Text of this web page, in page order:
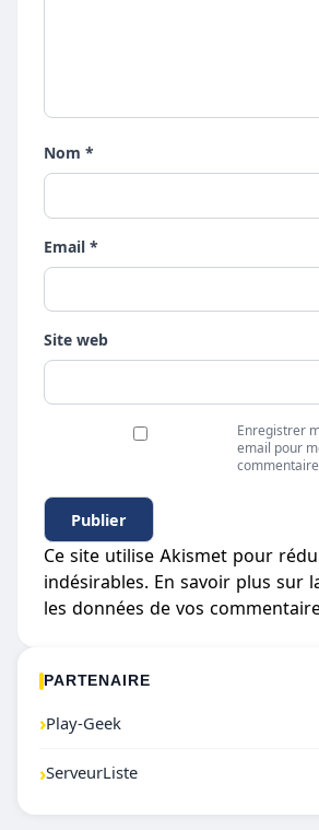
Nom *
Email *
Site web
Enregistrer
email pour
Ce site utilise Akismet pour
indésirables. En savoir plus sur
les données de vos
PARTENAIRE
›Play-Geek
›ServeurListe